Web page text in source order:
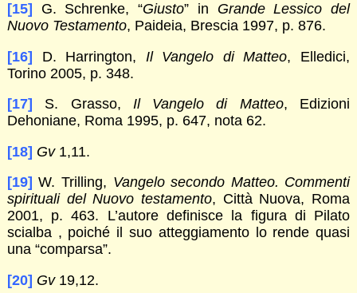
[15]
G. Schrenke, “Giusto” in Grande Lessico del
Nuovo Testamento, Paideia, Brescia 1997, p. 876.
[16] D. Harrington, Il Vangelo di Matteo, Elledici,
Torino 2005, p. 348.
[17]
S. Grasso, Il Vangelo di Matteo, Edizioni
Dehoniane, Roma 1995, p. 647, nota 62.
[18] Gv1,11.
[19] W. Trilling, Vangelo secondo Matteo. Commenti
spirituali del Nuovo testamento, Città Nuova, Roma
2001, p. 463. L’autore definisce la figura di Pilato
scialba , poiché il suo atteggiamento lo rende quasi
una “comparsa”.
[20] Gv19,12.